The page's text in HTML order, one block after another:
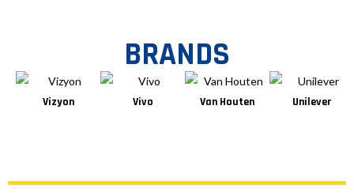
BRANDS
Vizyon Vivo Van Houten Unilever